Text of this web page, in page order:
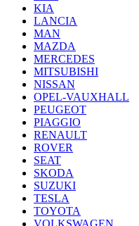
KIA
LANCIA
MAN
MAZDA
MERCEDES
MITSUBISHI
NISSAN
OPEL-VAUXHALL
PEUGEOT
PIAGGIO
RENAULT
ROVER
SEAT
SKODA
SUZUKI
TESLA
TOYOTA
VOLKSWAGEN